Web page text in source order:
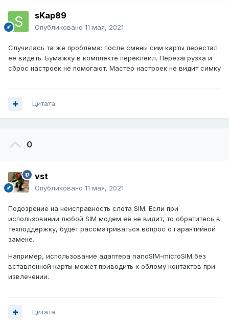
sKap89
Опубликовано 11 мая, 2021
Случилась та же проблема: после смены сим карты перестал
её видеть. Бумажку в комплекте переклеил. Перезагрузка и
сброс настроек не помогают. Мастер настроек не видит симку
Цитата
0
vst
Опубликовано 11 мая, 2021
Подозрение на неисправность слота SIM. Если при
использовании любой SIM модем её не видит, то обратитесь в
техподдержку, будет рассматриваться вопрос о гарантийной
замене.
Например, использование адаптера nanoSIM-microSIM без
вставленной карты может приводить к облому контактов при
извлечении.
Цитата